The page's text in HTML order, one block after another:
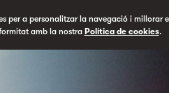
per a personalitzar la navegació i millorar
amb la nostra Política de cookies.